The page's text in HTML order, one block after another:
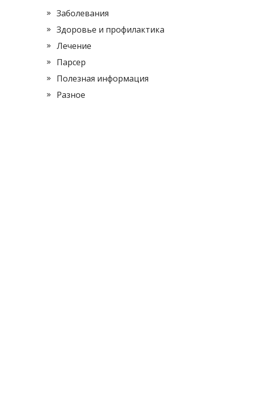
Заболевания
Здоровье и профилактика
Лечение
Парсер
Полезная информация
Разное